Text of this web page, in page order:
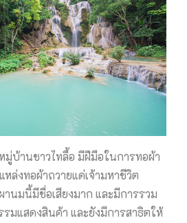
มู่บ้านชาวไทลื้อ มีฝีมือในการทอผ้า
หล่งทอผ้าถวายแด่เจ้ามหาชีวิต
นมนี้มีชื่อเสียงมาก และมีการรวม
มแสดงสินค้า และยังมีการสาธิตให้